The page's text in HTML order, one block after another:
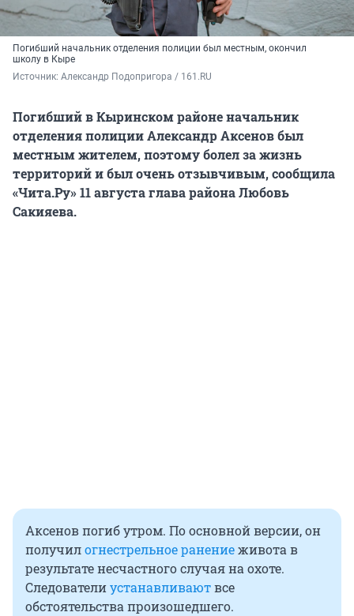
Погибший начальник отделения полиции был местным, окончил
школу в Кыре
Источник: Александр Подопригора / 161.RU
Погибший в Кыринском районе начальник
отделения полиции Александр Аксенов был
местным жителем, поэтому болел за жизнь
территорий и был очень отзывчивым, сообщила
«Чита.Ру» 11 августа глава района Любовь
Сакияева.
Аксенов погиб утром. По основной версии, он
получилогнестрельное ранениеживота в
результате несчастного случая на охоте.
Следователиустанавливаютвсе
обстоятельства произошедшего.